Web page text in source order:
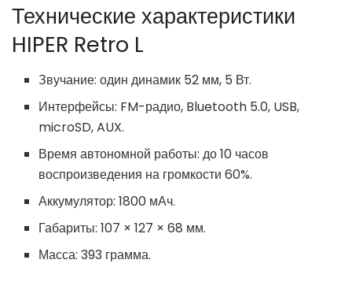
Технические характеристики
HIPER Retro L
Звучание: один динамик 52 мм, 5 Вт.
Интерфейсы: FM-радио, Bluetooth 5.0, USB,
microSD, AUX.
Время автономной работы: до 10 часов
воспроизведения на громкости 60%.
Аккумулятор: 1800 мАч.
Габариты: 107 × 127 × 68 мм.
Масса: 393 грамма.